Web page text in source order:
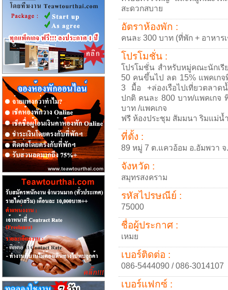
สะดวกสบาย
อัตราห้องพัก :
คนละ 300 บาท (ที่พัก + อาหาร
โปรโมชั่น :
โปรโมชั่น สำหรับหมู่คณะนักเ
50 คนขึ้นไป ลด 15% แพคเกจ
3 มื้อ +ล่องเรือไปเที่ยวตลาด
ปกติ คนละ 800 บาท/แพคเกจ
บาท /แพคเกจ
ฟรี ห้องประชุม สัมมนา ริมแม่
ที่ตั้ง :
89 หมู่ 7 ต.แควอ้อม อ.อัมพวา
จังหวัด :
สมุทรสงคราม
รหัสไปรษณีย์ :
75000
ชื่อผู้ประกาศ :
เหมย
เบอร์ติดต่อ :
086-5444090 / 086-3014107
เบอร์แฟกซ์ :